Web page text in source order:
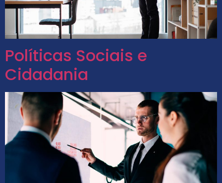
Políticas Sociais e
Cidadania